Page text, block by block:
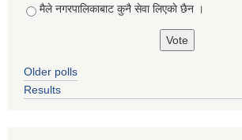
मैले नगरपालिकाबाट कुनै सेवा लिएकाे छैन ।
Older polls
Results